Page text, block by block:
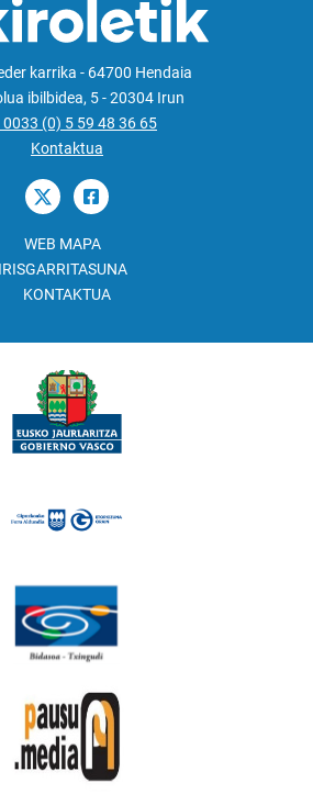
karrika - 64700 Hendaia
ibilbidea, 5 - 20304 Irun
0033 (0) 5 59 48 36 65
Kontaktua
WEB MAPA
IRISGARRITASUNA
KONTAKTUA